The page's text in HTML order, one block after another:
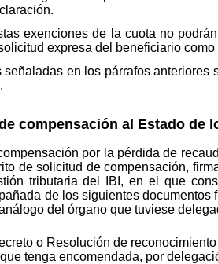
exenciones de la cuota no
expresa del beneficiario
señaladas en los párrafos
compensación al Estado de
por la pérdida de
de solicitud de compensación,
tributaria del IBI, en el que
de los siguientes
del órgano que tuviese
o Resolución de
tenga encomendada, por